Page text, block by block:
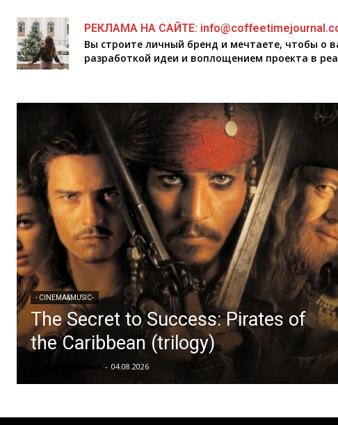
РЕКЛАМА НА САЙТЕ:
Вы строите личный бренд и мечтаете, чтобы о
разработкой идеи и воплощением проекта в
- CINEMA&MUSIC-
The Secret to Success: Pirates of
the Caribbean (trilogy)
- 04.08.2026